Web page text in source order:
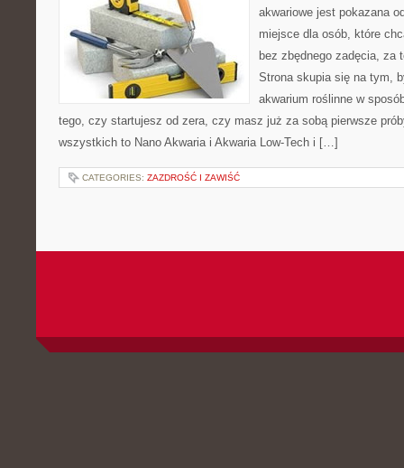
akwariowe jest pokazana
miejsce dla osób, które
bez zbędnego zadęcia, za
Strona skupia się na tym,
akwarium roślinne w
tego, czy startujesz od zera, czy masz już za sobą pierwsze
wszystkich to Nano Akwaria i Akwaria Low-Tech i […]
CATEGORIES: ZAZDROŚĆ I ZAWIŚĆ